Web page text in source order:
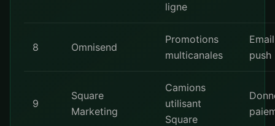
ligne
8 Omnisend
Promotions
multicanales
push
9
Square
Marketing
Camions
utilisant
Square